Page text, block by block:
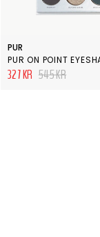
PUR
327 KR 545 KR